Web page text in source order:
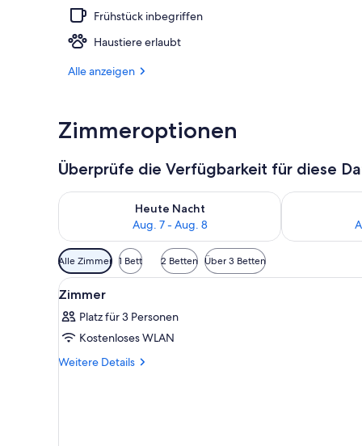
Frühstück inbegriffen
Haustiere erlaubt
Alle anzeigen
Zimmeroptionen
Überprüfe die Verfügbarkeit für diese
Heute Nacht
Aug. 7 - Aug. 8
Überprüfe die Verfügbarkeit für heute Nacht, Aug. 7
Überprüfe
Verfügbare
Filter
für
Alle Zimmer 1 Bett 2 Betten Über 3 Betten
Alle
Fotos
für
Zimmer
anzeigen
Ein modernes Hotelzimmer
3
Zimmer
Platz für 3 Personen
Kostenloses WLAN
Weitere Details
Weitere